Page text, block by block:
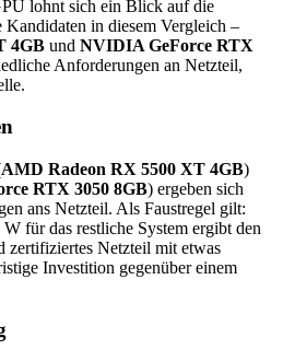
lohnt sich ein Blick auf die
Kandidaten in diesem Vergleich –
4GB und NVIDIA GeForce RTX
Anforderungen an Netzteil,
AMD Radeon RX 5500 XT 4GB)
RTX 3050 8GB) ergeben sich
ans Netzteil. Als Faustregel gilt:
für das restliche System ergibt den
zertifiziertes Netzteil mit etwas
Investition gegenüber einem